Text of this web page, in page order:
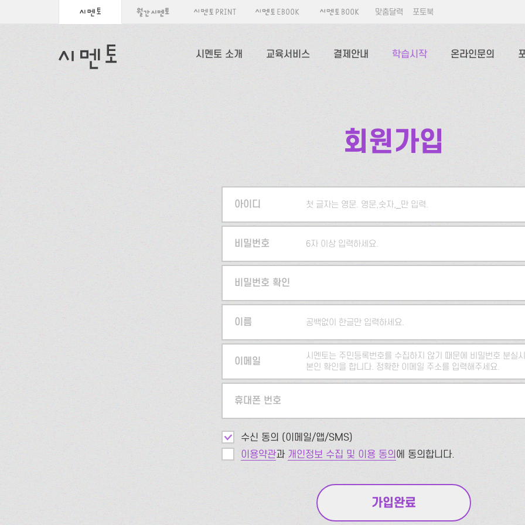
맞춤달력 포토북
시멘토 소개 교육서비스 결제안내 학습시작 온라인문의
회원가입
아이디 첫 글자는 영문. 영문,숫자,_만 입력.
5자 이상 입력하세요.
비밀번호 6자 이상 입력하세요.
비밀번호 확인
이름 공백없이 한글만 입력하세요.
이메일
시멘토는 주민등록번호를 수집하지 않기 때문에 비밀번호 분실
본인 확인을 합니다. 정확한 이메일 주소를 입력해주세요.
휴대폰 번호
수신 동의 (이메일/앱/SMS)
이용약관과 개인정보 수집 및 이용 동의에 동의합니다.